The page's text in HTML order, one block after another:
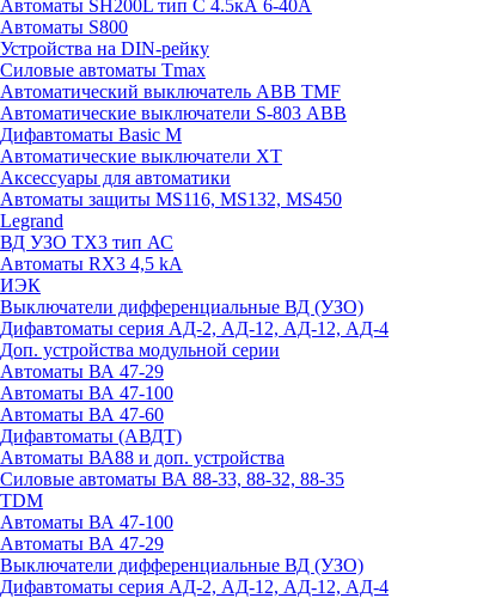
Автоматы SH200L тип С 4.5кА 6-40А
Автоматы S800
Устройства на DIN-рейку
Силовые автоматы Tmax
Автоматический выключатель ABB TMF
Автоматические выключатели S-803 АВВ
Дифавтоматы Basic M
Автоматические выключатели XT
Аксессуары для автоматики
Автоматы защиты MS116, MS132, MS450
Legrand
ВД УЗО TX3 тип АС
Автоматы RX3 4,5 kA
ИЭК
Выключатели дифференциальные ВД (УЗО)
Дифавтоматы серия АД-2, АД-12, АД-12, АД-4
Доп. устройства модульной серии
Автоматы ВА 47-29
Автоматы ВА 47-100
Автоматы ВА 47-60
Дифавтоматы (АВДТ)
Автоматы ВА88 и доп. устройства
Силовые автоматы ВА 88-33, 88-32, 88-35
TDM
Автоматы ВА 47-100
Автоматы ВА 47-29
Выключатели дифференциальные ВД (УЗО)
Дифавтоматы серия АД-2, АД-12, АД-12, АД-4